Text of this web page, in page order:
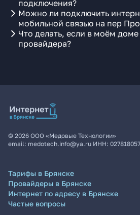
подключения?
Можно ли подключить
мобильной связью на пер
Что делать, если в моём
провайдера?
© 2026 ООО «Медовые Технологии»
email: medotech.info@ya.ru ИНН:
Тарифы в Брянске
Провайдеры в Брянске
Интернет по адресу в Брянске
Частые вопросы